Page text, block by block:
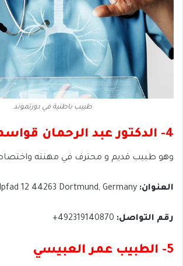
طبيب باطنية في دورتموند
4- الدكتور عبد الرحمان قواسمي
وهو طبيب قديم و محترف في مهنته
العنوان:
رقم التواصل:
5- الطبيب عمر العبيسي